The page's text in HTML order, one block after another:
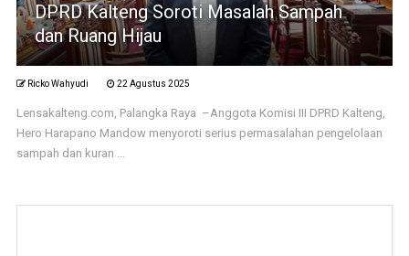
DPRD Kalteng Soroti Masalah Sampah
dan Ruang Hijau
Ricko Wahyudi 22 Agustus 2025
Lensakalteng.com, Palangka Raya –Anggota Komisi III DPRD Kalteng,
Hero Harapano Mandow menyoroti serius permasalahan pengelolaan
sampah dan kuran ...